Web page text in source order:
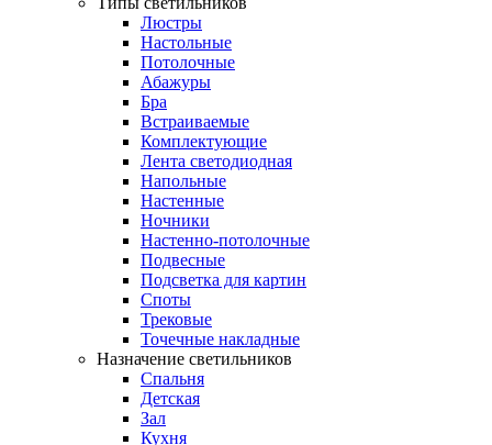
Люстры
Настольные
Потолочные
Абажуры
Бра
Встраиваемые
Комплектующие
Лента светодиодная
Напольные
Настенные
Ночники
Настенно-потолочные
Подвесные
Подсветка для картин
Споты
Трековые
Точечные накладные
Назначение светильников
Спальня
Детская
Зал
Кухня